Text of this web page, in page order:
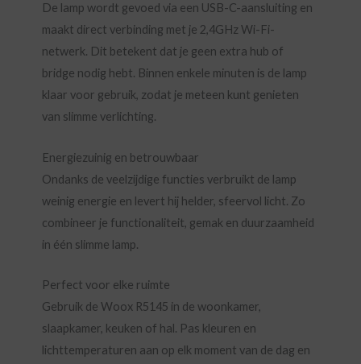
De lamp wordt gevoed via een USB-C-aansluiting en
maakt direct verbinding met je 2,4GHz Wi-Fi-
netwerk. Dit betekent dat je geen extra hub of
bridge nodig hebt. Binnen enkele minuten is de lamp
klaar voor gebruik, zodat je meteen kunt genieten
van slimme verlichting.
Energiezuinig en betrouwbaar
Ondanks de veelzijdige functies verbruikt de lamp
weinig energie en levert hij helder, sfeervol licht. Zo
combineer je functionaliteit, gemak en duurzaamheid
in één slimme lamp.
Perfect voor elke ruimte
Gebruik de Woox R5145 in de woonkamer,
slaapkamer, keuken of hal. Pas kleuren en
lichttemperaturen aan op elk moment van de dag en